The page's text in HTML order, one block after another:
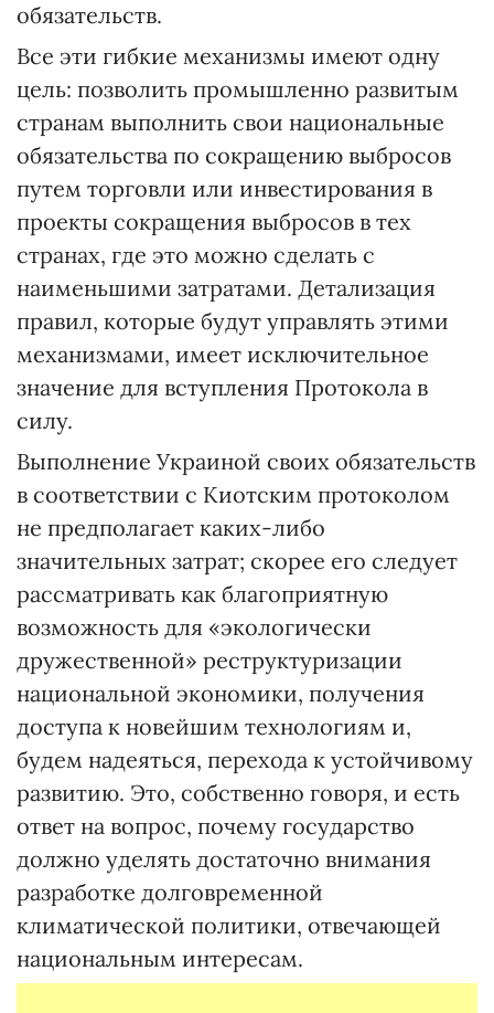
обязательств.
Все эти гибкие механизмы имеют одну
цель: позволить промышленно развитым
странам выполнить свои национальные
обязательства по сокращению выбросов
путем торговли или инвестирования в
проекты сокращения выбросов в тех
странах, где это можно сделать с
наименьшими затратами. Детализация
правил, которые будут управлять этими
механизмами, имеет исключительное
значение для вступления Протокола в
силу.
Выполнение Украиной своих обязательств
в соответствии с Киотским протоколом
не предполагает каких-либо
значительных затрат; скорее его следует
рассматривать как благоприятную
возможность для «экологически
дружественной» реструктуризации
национальной экономики, получения
доступа к новейшим технологиям и,
будем надеяться, перехода к устойчивому
развитию. Это, собственно говоря, и есть
ответ на вопрос, почему государство
должно уделять достаточно внимания
разработке долговременной
климатической политики, отвечающей
национальным интересам.